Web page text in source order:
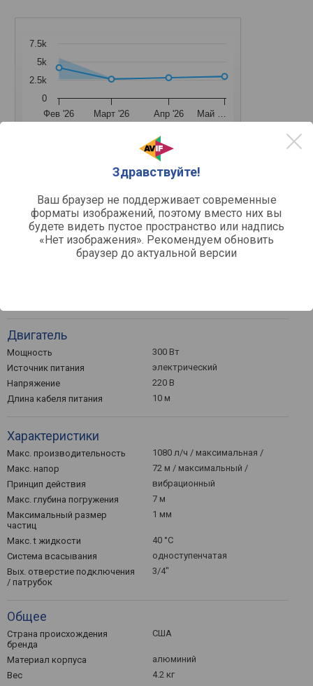
Здравствуйте!
Ваш браузер не поддерживает современные
форматы изображений, поэтому вместо них вы
будете видеть пустое пространство или надпись
«Нет изображения». Рекомендуем обновить
браузер до актуальной версии
Средняя цена
Фев '26 Март '26 Апр '26 Май …
0
2.5k
5k
7.5k
1.1 м³/ч 60 м кабель 40 м 1.1 м³/ч 72 м кабель 10 м
1.1 м³/ч 72 м кабель 16 м 1.1 м³/ч 72 м кабель 24 м
Двигатель
Мощность
300 Вт
Источник питания
электрический
Напряжение
220 В
Длина кабеля питания
10 м
Характеристики
Макс. производительность
1080 л/ч / максимальная /
Макс. напор
72 м / максимальный /
Принцип действия
вибрационный
Макс. глубина погружения
7 м
Максимальный размер
частиц
1 мм
Макс. t жидкости
40 °С
Система всасывания
одноступенчатая
Вых. отверстие подключения
/ патрубок
3/4"
Общее
Страна происхождения
бренда
США
Материал корпуса
алюминий
Вес
4.2 кг